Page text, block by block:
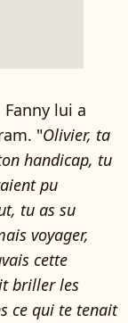
lui a
"Olivier, ta
handicap, tu
pu
tu as su
voyager,
cette
briller les
ce qui te tenait